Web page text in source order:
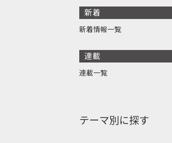
新着
新着情報一覧
連載
連載一覧
テーマ別に探す